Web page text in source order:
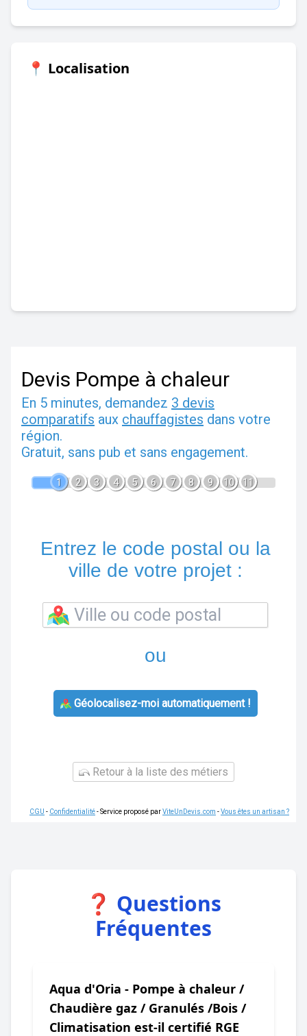
📍 Localisation
Devis Pompe à chaleur
En 5 minutes, demandez 3 devis
comparatifs aux chauffagistes dans votre
région.
Gratuit, sans pub et sans engagement.
1 2 3 4 5 6 7 8 9 10 11
Entrez le code postal ou la
ville de votre projet :
ou
Géolocalisez-moi automatiquement !
Retour à la liste des métiers
CGU - Confidentialité- Service proposé parViteUnDevis.com -Vous êtes un artisan ?
❓ Questions
Fréquentes
Aqua d'Oria - Pompe à chaleur /
Chaudière gaz / Granulés /Bois /
Climatisation est-il certifié RGE